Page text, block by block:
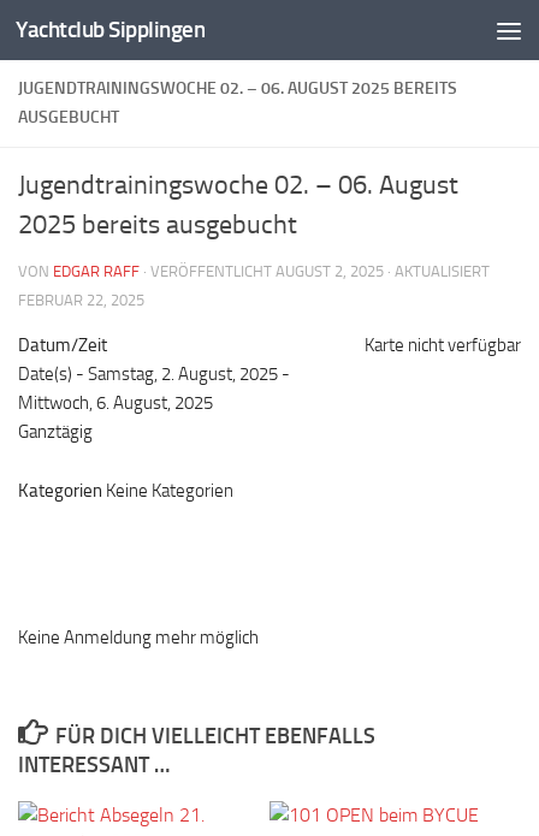
Zum Inhalt springen
Yachtclub Sipplingen
JUGENDTRAININGSWOCHE 02. – 06. AUGUST 2025 BEREITS
AUSGEBUCHT
Jugendtrainingswoche 02. – 06. August
2025 bereits ausgebucht
VON EDGAR RAFF · VERÖFFENTLICHT AUGUST 2, 2025 · AKTUALISIERT
FEBRUAR 22, 2025
Karte nicht verfügbar
Datum/Zeit
Date(s) - Samstag, 2. August, 2025 -
Mittwoch, 6. August, 2025
Ganztägig
Kategorien Keine Kategorien
Keine Anmeldung mehr möglich
FÜR DICH VIELLEICHT EBENFALLS
INTERESSANT …